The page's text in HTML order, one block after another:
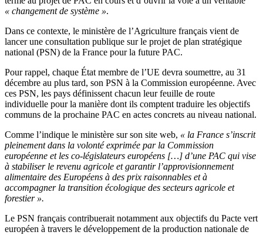
« changement de système ».
Dans ce contexte, le ministère de l’Agriculture français vient de
lancer une consultation publique sur le projet de plan stratégique
national (PSN) de la France pour la future PAC.
Pour rappel, chaque État membre de l’UE devra soumettre, au 31
décembre au plus tard, son PSN à la Commission européenne. Avec
ces PSN, les pays définissent chacun leur feuille de route
individuelle pour la manière dont ils comptent traduire les objectifs
communs de la prochaine PAC en actes concrets au niveau national.
Comme l’indique le ministère sur son site web, « la France s’inscrit
pleinement dans la volonté exprimée par la Commission
européenne et les co-législateurs européens […] d’une PAC qui vise
à stabiliser le revenu agricole et garantir l’approvisionnement
alimentaire des Européens à des prix raisonnables et à
accompagner la transition écologique des secteurs agricole et
forestier ».
Le PSN français contribuerait notamment aux objectifs du Pacte vert
européen à travers le développement de la production nationale de